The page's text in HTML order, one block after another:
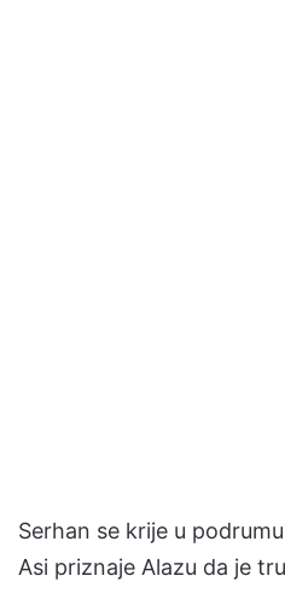
Serhan se krije u
Asi priznaje Alazu da je